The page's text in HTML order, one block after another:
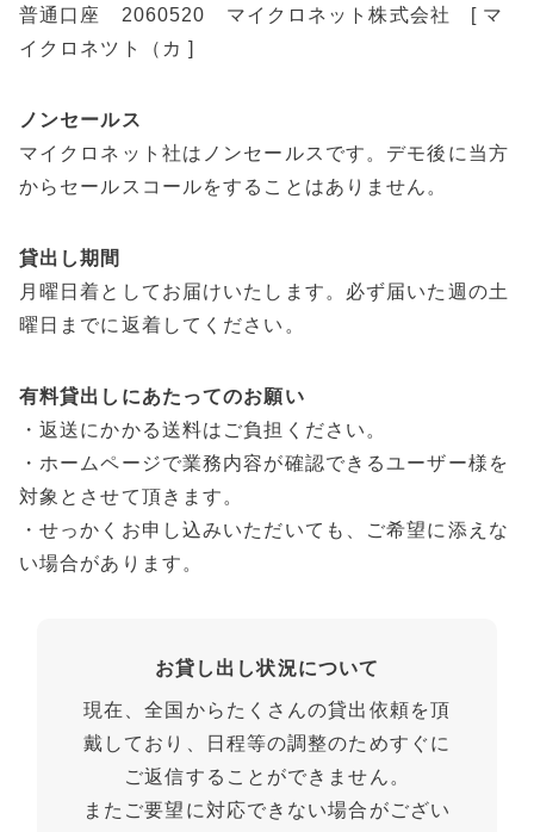
普通口座 2060520 マイクロネット株式会社 [ マ
イクロネツト（カ ]
ノンセールス
マイクロネット社はノンセールスです。デモ後に当方
からセールスコールをすることはありません。
貸出し期間
月曜日着としてお届けいたします。必ず届いた週の土
曜日までに返着してください。
有料貸出しにあたってのお願い
・返送にかかる送料はご負担ください。
・ホームページで業務内容が確認できるユーザー様を
対象とさせて頂きます。
・せっかくお申し込みいただいても、ご希望に添えな
い場合があります。
お貸し出し状況について
現在、全国からたくさんの貸出依頼を頂
戴しており、日程等の調整のためすぐに
ご返信することができません。
またご要望に対応できない場合がござい